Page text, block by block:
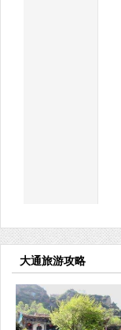
大通旅游攻略